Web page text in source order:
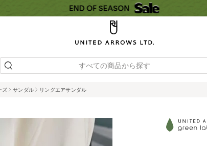
すべての商品から探す
ズ サンダル リングエアサンダル